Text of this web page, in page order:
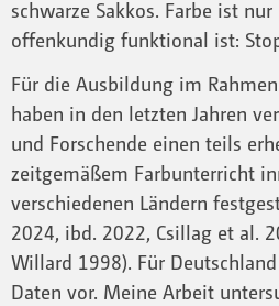
schwarze Sakkos. Farbe ist
offenkundig funktional ist:
Für die Ausbildung im
haben in den letzten Jahren
und Forschende einen teils
zeitgemäßem Farbunterricht
verschiedenen Ländern
2024, ibd. 2022, Csillag et al.
Willard 1998). Für
Daten vor. Meine Arbeit